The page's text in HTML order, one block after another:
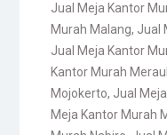
Jual Meja Kantor
Murah Malang, Jual
Jual Meja Kantor
Kantor Murah
Mojokerto, Jual
Meja Kantor Murah